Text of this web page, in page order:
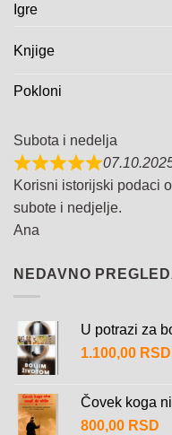
Igre
Knjige
Pokloni
Subota i nedelja
Korisni istorijski podaci
subote i nedjelje.
Ana
NEDAVNO
U potrazi za
1.100,00 RSD
Čovek koga
800,00 RSD